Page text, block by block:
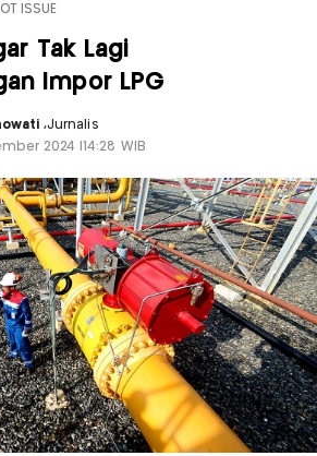
ISSUE
Tak Lagi
Impor LPG
,Jurnalis
2024 |14:28 WIB